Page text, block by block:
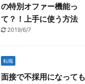
の特別オファー機能っ
て？！上手に使う方法
2019/6/7
転職
面接で不採用になっても